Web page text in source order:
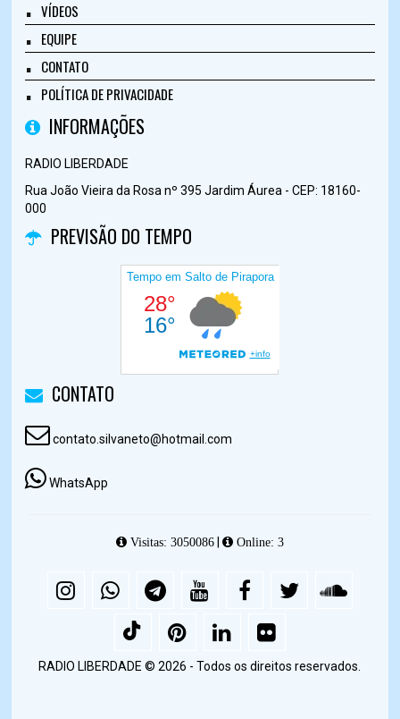
VÍDEOS
EQUIPE
CONTATO
POLÍTICA DE PRIVACIDADE
INFORMAÇÕES
RADIO LIBERDADE
Rua João Vieira da Rosa nº 395 Jardim Áurea - CEP: 18160-
000
PREVISÃO DO TEMPO
CONTATO
contato.silvaneto@hotmail.com
WhatsApp
Visitas: 3050086| Online: 3
RADIO LIBERDADE © 2026 - Todos os direitos reservados.